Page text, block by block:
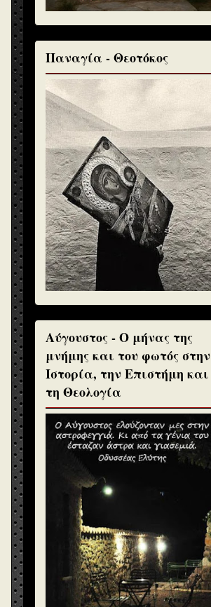
Παναγία - Θεοτόκος
Αύγουστος - Ο μήνας της
μνήμης και του φωτός στην
Ιστορία, την Επιστήμη και
τη Θεολογία